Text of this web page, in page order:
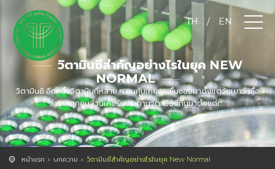
TH / EN
วิตามินซีสำคัญอย่างไรในยุค NEW
NORMAL
วิตามินซี อีกหนึ่งวิตามินที่หลาย ๆ คนคุ้นเคยและชื่นชอบมาตั้งแต่วัยเยาว์ เชื่อ
ว่า เราทุกคนล้วนเคยรับประทานวิตามินซีกันมาตั้งแต่เ...
หน้าแรก บทความ วิตามินซีสำคัญอย่างไรในยุค New Normal